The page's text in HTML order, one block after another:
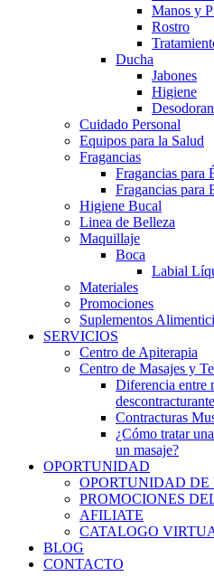
Manos y
Rostro
Ducha
Jabones
Higiene
Cuidado Personal
Equipos para la Salud
Fragancias
Fragancias para
Fragancias para
Higiene Bucal
Linea de Belleza
Maquillaje
Boca
Labial
Materiales
Promociones
Suplementos
SERVICIOS
Centro de Apiterapia
Centro de Masajes y
Diferencia entre
descontracturante
Contracturas
¿Cómo tratar
un masaje?
OPORTUNIDAD
OPORTUNIDAD DE
PROMOCIONES
AFILIATE
CATALOGO
BLOG
CONTACTO